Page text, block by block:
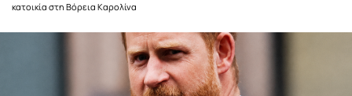
κατοικία στη Βόρεια Καρολίνα